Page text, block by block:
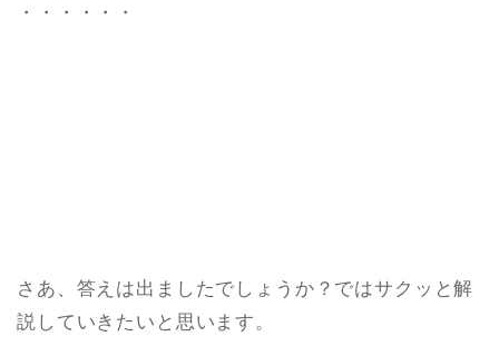
・・・・・・
さあ、答えは出ましたでしょうか？ではサクッと解
説していきたいと思います。